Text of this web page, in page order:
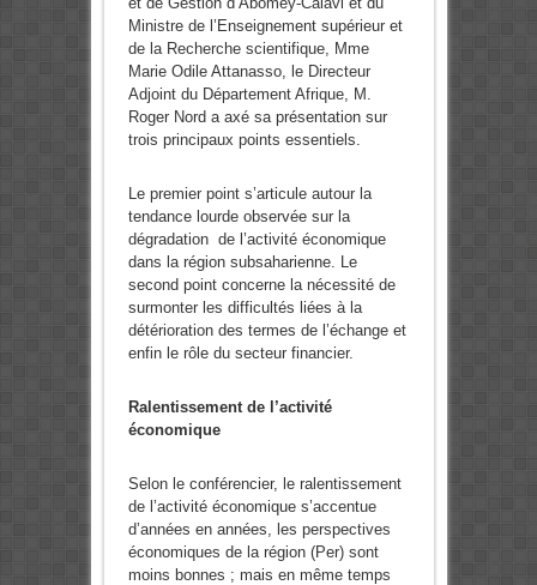
Ministre de l’Enseignement supérieur et
de la Recherche scientifique, Mme
Marie Odile Attanasso, le Directeur
Adjoint du Département Afrique, M.
Roger Nord a axé sa présentation sur
trois principaux points essentiels.
Le premier point s’articule autour la
tendance lourde observée sur la
dégradation de l’activité économique
dans la région subsaharienne. Le
second point concerne la nécessité de
surmonter les difficultés liées à la
détérioration des termes de l’échange et
enfin le rôle du secteur financier.
Ralentissement de l’activité
économique
Selon le conférencier, le ralentissement
de l’activité économique s’accentue
d’années en années, les perspectives
économiques de la région (Per) sont
moins bonnes ; mais en même temps